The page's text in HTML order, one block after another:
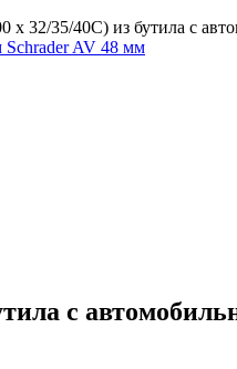
x 32/35/40C) из бутила с
с